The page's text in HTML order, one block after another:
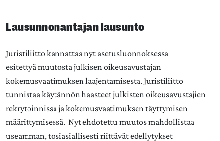
Lausunnonantajan lausunto
Juristiliitto kannattaa nyt asetusluonnoksessa
esitettyä muutosta julkisen oikeusavustajan
kokemusvaatimuksen laajentamisesta. Juristiliitto
tunnistaa käytännön haasteet julkisten oikeusavustajien
rekrytoinnissa ja kokemusvaatimuksen täyttymisen
määrittymisessä. Nyt ehdotettu muutos mahdollistaa
useamman, tosiasiallisesti riittävät edellytykset